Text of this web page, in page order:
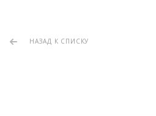
НАЗАД К СПИСКУ